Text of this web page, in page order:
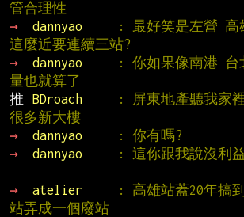
管合理性
→
dannyao
: 最好笑是左營 高
這麼近要連續三站?
→
dannyao
: 你如果像南港 台
量也就算了
推
BDroach
: 屏東地產聽我家
很多新大樓
→
dannyao : 你有嗎?
→
dannyao
: 這你跟我說沒利
→
atelier
: 高雄站蓋20年搞
站弄成一個廢站